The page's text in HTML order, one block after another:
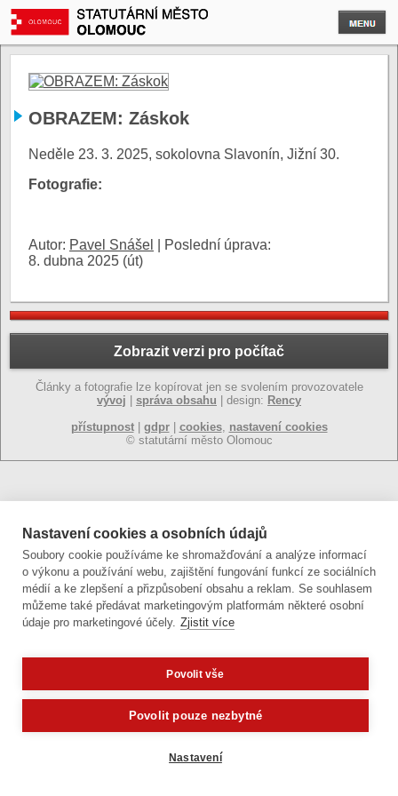
OBRAZEM: Záskok
Neděle 23. 3. 2025, sokolovna Slavonín, Jižní 30.
Fotografie:
Autor: Pavel Snášel
Poslední úprava:
8. dubna 2025 (út)
Zobrazit verzi pro počítač
Články a fotografie lze kopírovat jen se svolením provozovatele
vývoj
správa obsahu | design: Rency
přístupnost| gdpr| cookies, nastavení cookies
© statutární město Olomouc
Nastavení cookies a osobních údajů
Soubory cookie používáme ke shromažďování a analýze informací
o výkonu a používání webu, zajištění fungování funkcí ze sociálních
médií a ke zlepšení a přizpůsobení obsahu a reklam. Se souhlasem
můžeme také předávat marketingovým platformám některé osobní
údaje pro marketingové účely. Zjistit více
Povolit vše
Povolit pouze nezbytné
Nastavení
Potřebujete poradit?Zeptejte